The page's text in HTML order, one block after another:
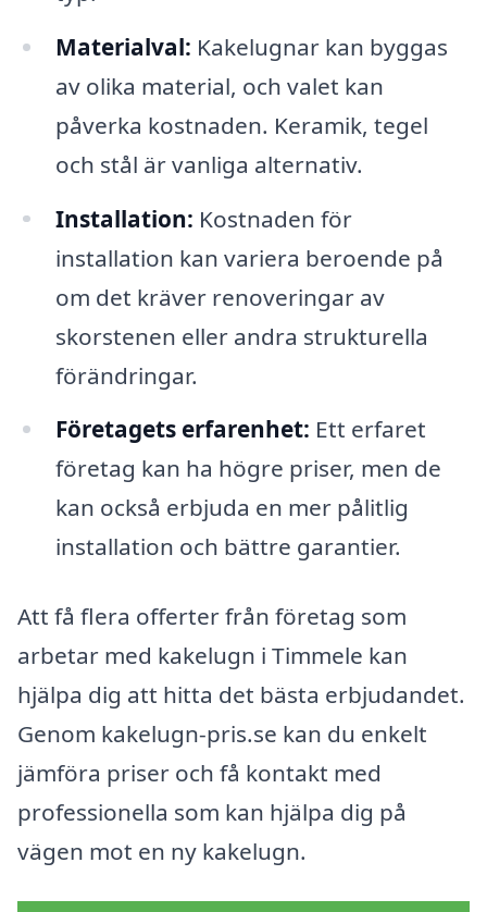
Materialval: Kakelugnar kan byggas
av olika material, och valet kan
påverka kostnaden. Keramik, tegel
och stål är vanliga alternativ.
Installation: Kostnaden för
installation kan variera beroende på
om det kräver renoveringar av
skorstenen eller andra strukturella
förändringar.
Företagets erfarenhet: Ett erfaret
företag kan ha högre priser, men de
kan också erbjuda en mer pålitlig
installation och bättre garantier.
Att få flera offerter från företag som
arbetar med kakelugn i Timmele kan
hjälpa dig att hitta det bästa erbjudandet.
Genom kakelugn-pris.se kan du enkelt
jämföra priser och få kontakt med
professionella som kan hjälpa dig på
vägen mot en ny kakelugn.